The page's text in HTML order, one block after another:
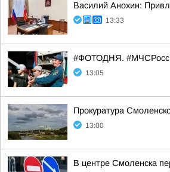
Василий Анохин:
13:33
#ФОТОДНЯ.
13:05
Прокуратура
13:00
В центре Смоленска